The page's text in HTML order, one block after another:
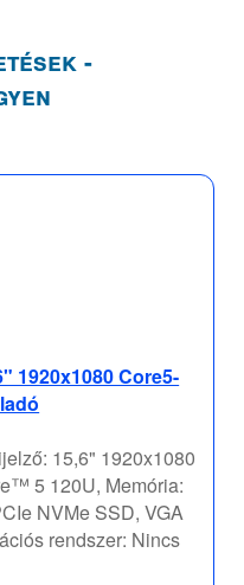
-
1920x1080 Core5-
15,6" 1920x1080
5 120U, Memória:
NVMe SSD, VGA
rendszer: Nincs